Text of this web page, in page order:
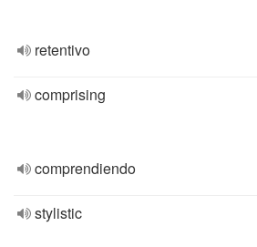
retentivo
comprising
comprendiendo
stylistic